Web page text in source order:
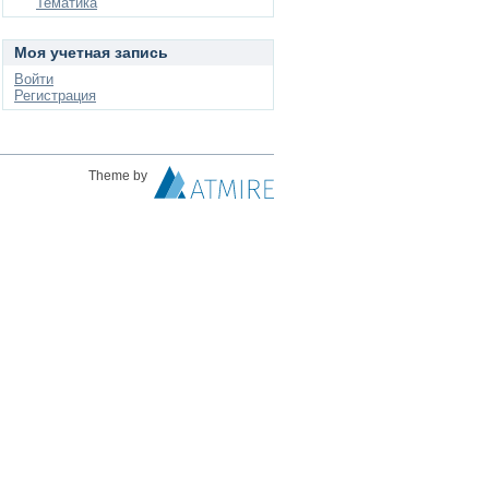
Моя учетная запись
Войти
Регистрация
Theme by